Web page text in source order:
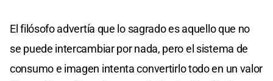
El filósofo advertía que lo sagrado es aquello que no
se puede intercambiar por nada, pero el sistema de
consumo e imagen intenta convertirlo todo en un valor